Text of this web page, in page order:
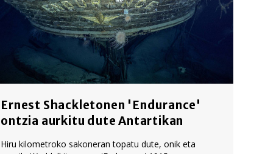
Ernest Shackletonen 'Endurance'
ontzia aurkitu dute Antartikan
Hiru kilometroko sakoneran topatu dute, onik eta